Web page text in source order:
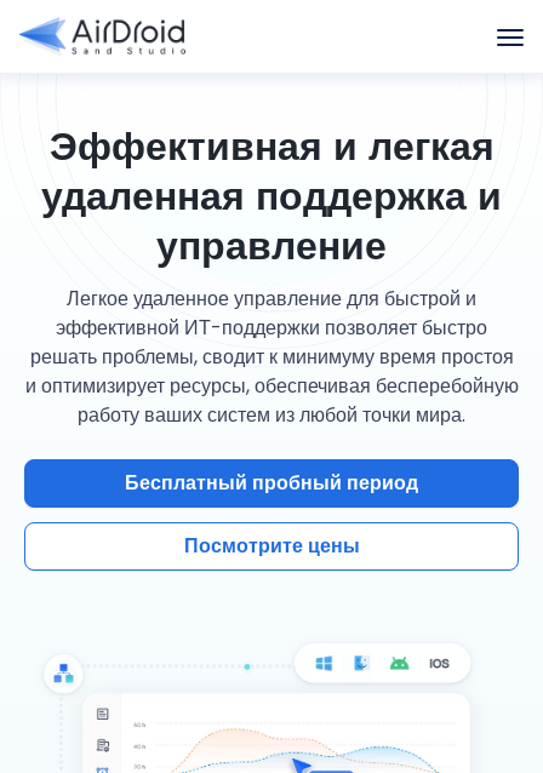
Эффективная и легкая
удаленная поддержка и
управление
Легкое удаленное управление для быстрой и
эффективной ИТ-поддержки позволяет быстро
решать проблемы, сводит к минимуму время простоя
и оптимизирует ресурсы, обеспечивая бесперебойную
работу ваших систем из любой точки мира.
Бесплатный пробный период
Посмотрите цены